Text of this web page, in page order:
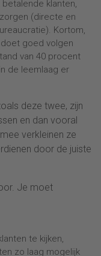
klanten,
(directe en
Kortom,
goed volgen
van 40 procent
de leemlaag er
deze twee, zijn
en dan vooral
verkleinen ze
door de juiste
Je moet
te kijken,
zo laag mogelijk